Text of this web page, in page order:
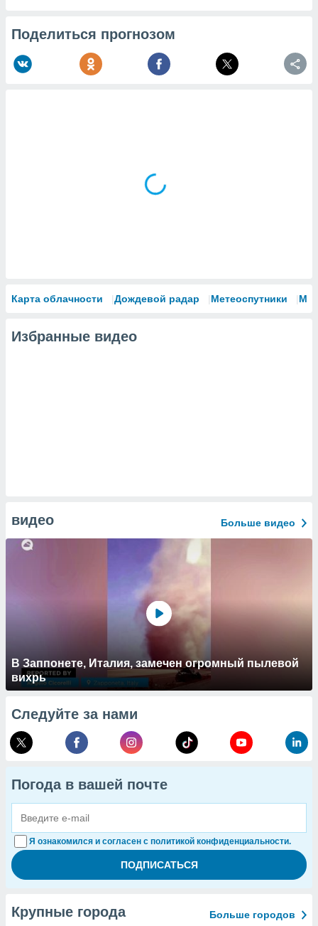
Поделиться прогнозом
Карта облачности Дождевой радар Метеоспутники
Избранные видео
видео Больше видео
В Заппонете, Италия, замечен огромный пылевой
вихрь
Следуйте за нами
Погода в вашей почте
Я ознакомился и согласен с политикой конфиденциальности.
Крупные города Больше городов